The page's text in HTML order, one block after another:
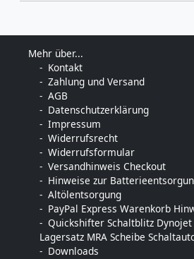
Mehr über...
Kontakt
Zahlung und Versand
AGB
Datenschutzerklärung
Impressum
Widerrufsrecht
Widerrufsformular
Versandhinweis Checkout
Hinweise zur
Altölentsorgung
PayPal Express Warenkorb
Quickshifter Schaltblitz
Lagersatz MRA Scheibe
Downloads